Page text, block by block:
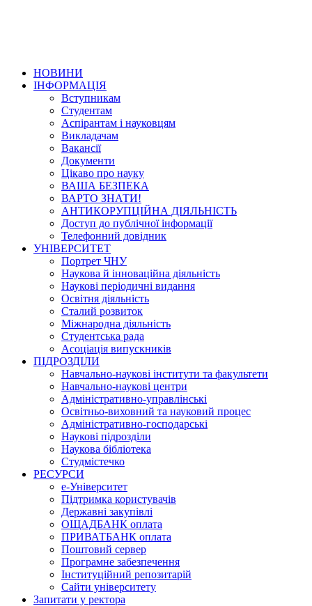
НОВИНИ
ІНФОРМАЦІЯ
Вступникам
Студентам
Аспірантам і науковцям
Викладачам
Вакансії
Документи
Цікаво про науку
ВАША БЕЗПЕКА
ВАРТО ЗНАТИ!
АНТИКОРУПЦІЙНА ДІЯЛЬНІСТЬ
Доступ до публічної інформації
Телефонний довідник
УНІВЕРСИТЕТ
Портрет ЧНУ
Наукова й інноваційна діяльність
Наукові періодичні видання
Освітня діяльність
Сталий розвиток
Міжнародна діяльність
Студентська рада
Асоціація випускників
ПІДРОЗДІЛИ
Навчально-наукові інститути та факультети
Навчально-наукові центри
Адміністративно-управлінські
Освітньо-виховний та науковий процес
Адміністративно-господарські
Наукові підрозділи
Наукова бібліотека
Студмістечко
РЕСУРСИ
е-Університет
Підтримка користувачів
Державні закупівлі
ОЩАДБАНК оплата
ПРИВАТБАНК оплата
Поштовий сервер
Програмне забезпечення
Інституційний репозитарій
Сайти університету
Запитати у ректора